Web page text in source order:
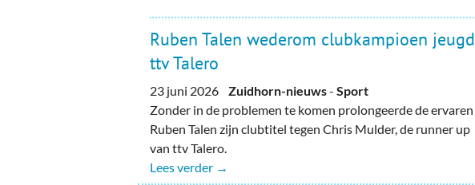
Ruben Talen wederom clubkampioen jeugd
ttv Talero
23 juni 2026Zuidhorn-nieuws-Sport
Zonder in de problemen te komen prolongeerde de ervaren
Ruben Talen zijn clubtitel tegen Chris Mulder, de runner up
van ttv Talero.
Lees verder →